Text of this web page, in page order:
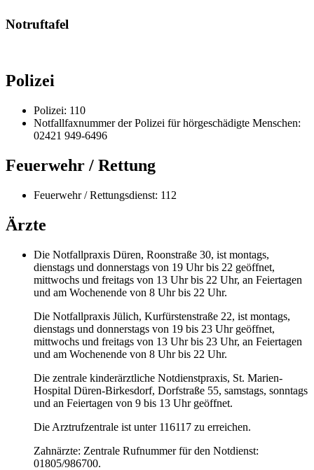
Notruftafel
Polizei
Polizei: 110
Notfallfaxnummer der Polizei für hörgeschädigte Menschen:
02421 949-6496
Feuerwehr / Rettung
Feuerwehr / Rettungsdienst: 112
Ärzte
Die Notfallpraxis Düren, Roonstraße 30, ist montags,
dienstags und donnerstags von 19 Uhr bis 22 geöffnet,
mittwochs und freitags von 13 Uhr bis 22 Uhr, an Feiertagen
und am Wochenende von 8 Uhr bis 22 Uhr.
Die Notfallpraxis Jülich, Kurfürstenstraße 22, ist montags,
dienstags und donnerstags von 19 bis 23 Uhr geöffnet,
mittwochs und freitags von 13 Uhr bis 23 Uhr, an Feiertagen
und am Wochenende von 8 Uhr bis 22 Uhr.
Die zentrale kinderärztliche Notdienstpraxis, St. Marien-
Hospital Düren-Birkesdorf, Dorfstraße 55, samstags, sonntags
und an Feiertagen von 9 bis 13 Uhr geöffnet.
Die Arztrufzentrale ist unter 116117 zu erreichen.
Zahnärzte: Zentrale Rufnummer für den Notdienst:
01805/986700.